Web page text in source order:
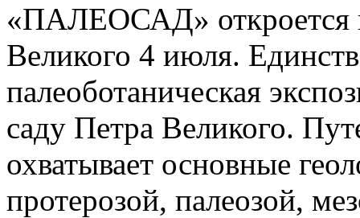
«ПАЛЕОСАД» откроется
Великого 4 июля.
палеоботаническая
саду Петра Великого.
охватывает основные
протерозой, палеозой,